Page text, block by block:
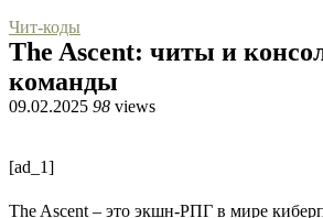
Чит-коды
The Ascent: читы и
команды
09.02.2025 98 views
[ad_1]
The Ascent – это экшн-РПГ в мире